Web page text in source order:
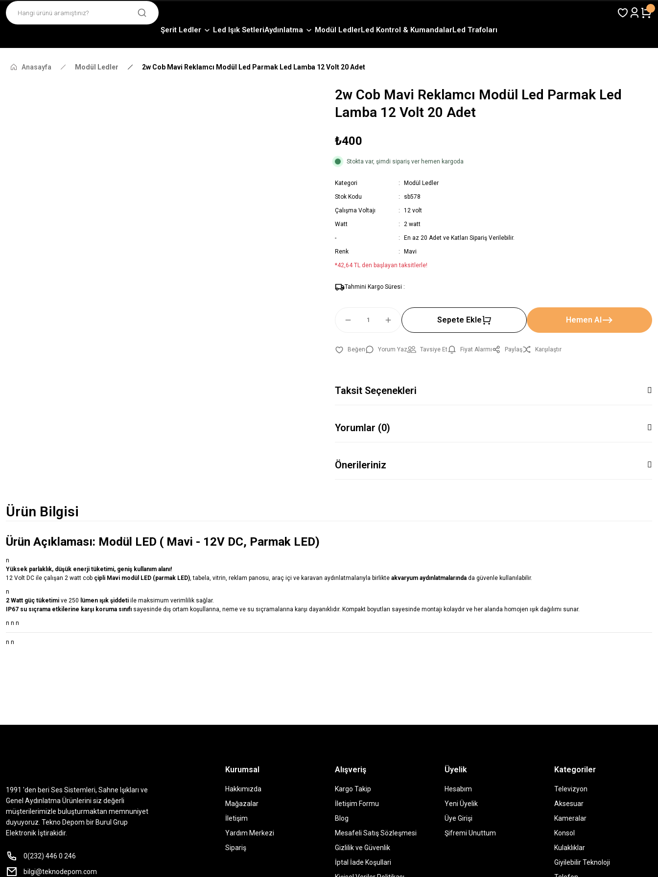
3000 TL ve Üzeri Alışverişlerde Ücretsiz Kargo !
Şerit Ledler Led Işık SetleriAydınlatma Modül LedlerLed Kontrol & KumandalarLed Trafoları
Anasayfa Modül Ledler 2w Cob Mavi Reklamcı Modül Led Parmak Led Lamba 12 Volt 20 Adet
2w Cob Mavi Reklamcı Modül Led Parmak Led
Lamba 12 Volt 20 Adet
₺400
Stokta var, şimdi sipariş ver hemen kargoda
Kategori
Modül Ledler
Stok Kodu
sb578
Çalışma Voltajı
12 volt
Watt
2 watt
-
En az 20 Adet ve Katları Sipariş Verilebilir.
Renk
Mavi
*42,64 TL den başlayan taksitlerle!
Tahmini Kargo Süresi :
Sepete Ekle Hemen Al
Yorum Yaz Tavsiye Et Fiyat Alarmı Paylaş Karşılaştır
Taksit Seçenekleri
Yorumlar (0)
Önerileriniz
Ürün Bilgisi
Ürün Açıklaması: Modül LED ( Mavi - 12V DC, Parmak LED)
n
Yüksek parlaklık, düşük enerji tüketimi, geniş kullanım alanı!
12 Volt DC ile çalışan 2 watt cob çipli Mavi modül LED (parmak LED), tabela, vitrin, reklam panosu, araç içi ve karavan aydınlatmalarıyla birlikte akvaryum aydınlatmalarında da güvenle kullanılabilir.
n
2 Watt güç tüketimi ve 250 lümen ışık şiddeti ile maksimum verimlilik sağlar.
IP67 su sıçrama etkilerine karşı koruma sınıfı sayesinde dış ortam koşullarına, neme ve su sıçramalarına karşı dayanıklıdır. Kompakt boyutları sayesinde montajı kolaydır ve her alanda homojen ışık dağılımı sunar.
n n n
n n
1991 'den beri Ses Sistemleri, Sahne Işıkları ve
Genel Aydınlatma Ürünlerini siz değerli
müşterilerimizle buluşturmaktan memnuniyet
duyuyoruz. Tekno Depom bir Burul Grup
Elektronik İştirakidir.
0(232) 446 0 246
bilgi@teknodepom.com
Kurumsal
Hakkımızda
Mağazalar
İletişim
Yardım Merkezi
Sipariş
Alışveriş
Kargo Takip
İletişim Formu
Blog
Mesafeli Satış Sözleşmesi
Gizlilik ve Güvenlik
İptal İade Koşullari
Üyelik
Hesabım
Yeni Üyelik
Üye Girişi
Şifremi Unuttum
Kategoriler
Televizyon
Aksesuar
Kameralar
Konsol
Kulaklıklar
Giyilebilir Teknoloji